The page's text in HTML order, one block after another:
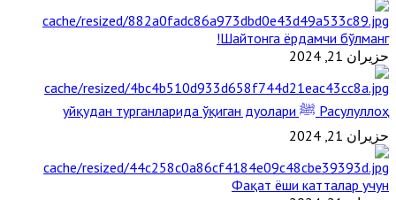
Шайтонга ёрдамчи бўлманг!
حزيران 21, 2024
Расулуллоҳ ﷺ уйқудан турганларида ўқиган дуолари
حزيران 21, 2024
Фақат ёши катталар учун